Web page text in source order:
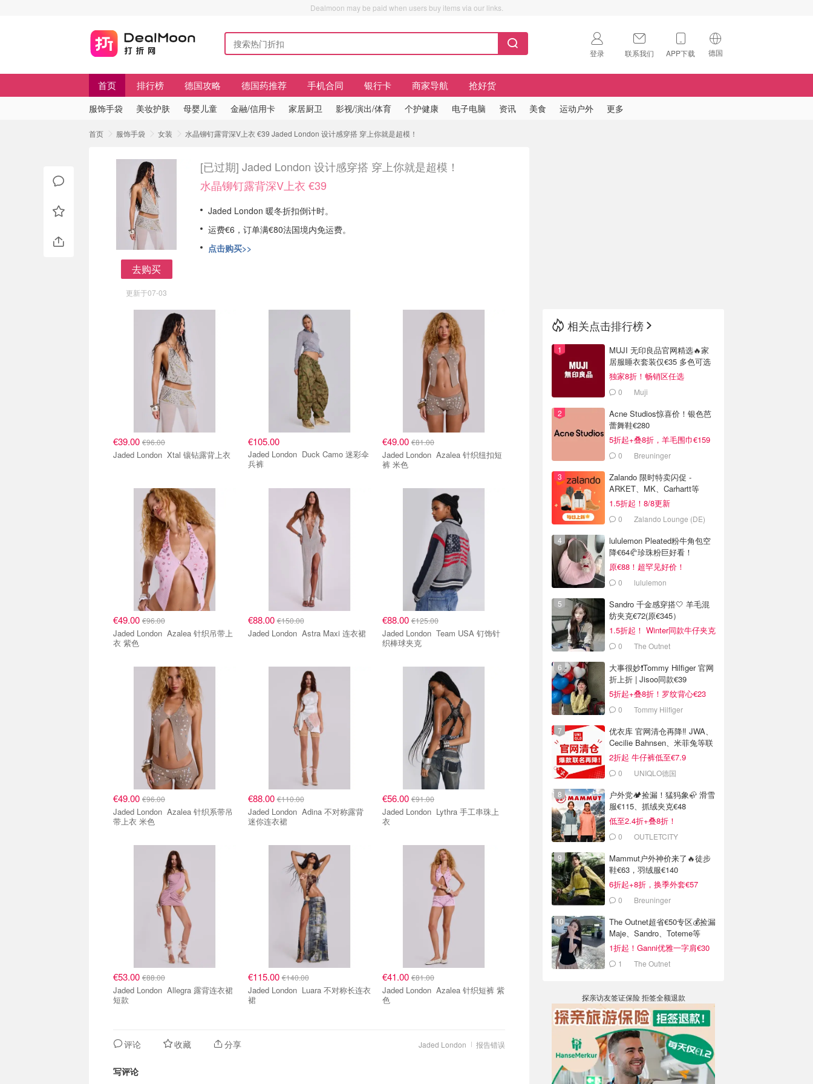
Dealmoon may be paid when users buy items via our links.
登录 联系我们 APP下载 德国
🇺🇸
首页 排行榜 德国攻略 德国药推荐 手机合同 银行卡 商家导航 抢好货
服饰手袋 美妆护肤 母婴儿童 金融/信用卡 家居厨卫 影视/演出/体育 个护健康 电子电脑 资讯 美食 运动户外 更多
首页 服饰手袋 女装 水晶铆钉露背深V上衣 €39 Jaded London 设计感穿搭 穿上你就是超模！
去购买
更新于07-03
[已过期] Jaded London 设计感穿搭 穿上你就是超模！
水晶铆钉露背深V上衣 €39
Jaded London 暖冬折扣倒计时。
运费€6，订单满€80法国境内免运费。
点击购买>>
€39.00 €96.00
Jaded London Xtal 镶钻露背上衣
€105.00
Jaded London Duck Camo 迷彩伞
兵裤
€49.00 €81.00
Jaded London Azalea 针织纽扣短
裤 米色
€49.00 €96.00
Jaded London Azalea 针织吊带上
衣 紫色
€88.00€150.00
Jaded London Astra Maxi 连衣裙
€88.00 €125.00
Jaded London Team USA 钉饰针
织棒球夹克
€49.00 €96.00
Jaded London Azalea 针织系带吊
带上衣 米色
€88.00€110.00
Jaded London Adina 不对称露背
迷你连衣裙
€56.00 €91.00
Jaded London Lythra 手工串珠上
衣
€53.00 €88.00
Jaded London Allegra 露背连衣裙
短款
€115.00€140.00
Jaded London Luara 不对称长连衣
裙
€41.00 €81.00
Jaded London Azalea 针织短裤 紫
色
报告错误
Jaded London
评论 收藏 分享
写评论
相关点击排行榜
MUJI 无印良品官网精选🔥家
居服睡衣套装仅€35 多色可选
独家8折！畅销区任选
0 Muji
Acne Studios惊喜价！银色芭
蕾舞鞋€280
5折起+叠8折，羊毛围巾€159
0 Breuninger
Zalando 限时特卖闪促 -
ARKET、MK、Carhartt等
1.5折起！8/8更新
0 Zalando Lounge (DE)
lululemon Pleated粉牛角包空
降€64🥐珍珠粉巨好看！
原€88！超罕见好价！
0 lululemon
Sandro 千金感穿搭🤍 羊毛混
纺夹克€72(原€345）
1.5折起！ Winter同款牛仔夹克
€1440 The Outnet
大事很妙❗️Tommy Hilfiger 官网
折上折 | Jisoo同款€39
5折起+叠8折！罗纹背心€23
0 Tommy Hilfiger
优衣库 官网清仓再降‼️ JWA、
Cecilie Bahnsen、米菲兔等联
名
2折起 牛仔裤低至€7.9
0 UNIQLO德国
户外党🏕️捡漏！猛犸象🦣 滑雪
服€115、抓绒夹克€48
低至2.4折+叠8折！
0
OUTLETCITY
Mammut户外神价来了🔥徒步
鞋€63，羽绒服€140
6折起+8折，换季外套€57
0 Breuninger
The Outnet超省€50专区💰捡漏
Maje、Sandro、Toteme等
1折起！Ganni优雅一字肩€30
1 The Outnet
探亲访友签证保险 拒签全额退款